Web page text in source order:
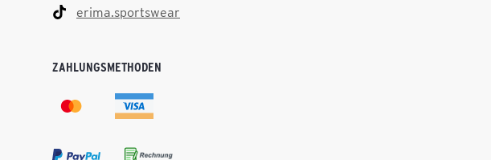
erima.sportswear
ZAHLUNGSMETHODEN